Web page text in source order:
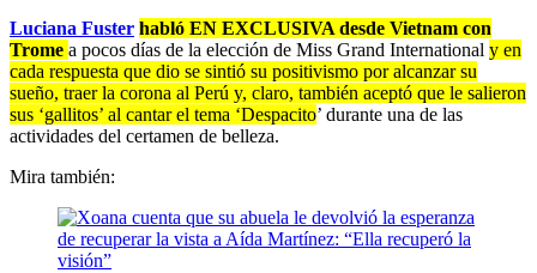
Luciana Fuster habló EN EXCLUSIVA desde Vietnam con
Trome a pocos días de la elección de Miss Grand International y en
cada respuesta que dio se sintió su positivismo por alcanzar su
sueño, traer la corona al Perú y, claro, también aceptó que le salieron
sus ‘gallitos’ al cantar el tema ‘Despacito’ durante una de las
actividades del certamen de belleza.
Mira también: